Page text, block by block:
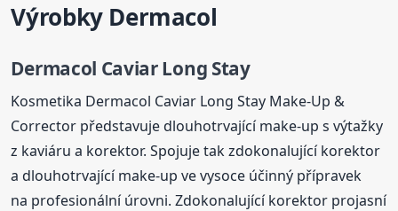
Výrobky Dermacol
Dermacol Caviar Long Stay
Kosmetika Dermacol Caviar Long Stay Make-Up &
Corrector představuje dlouhotrvající make-up s výtažky
z kaviáru a korektor. Spojuje tak zdokonalující korektor
a dlouhotrvající make-up ve vysoce účinný přípravek
na profesionální úrovni. Zdokonalující korektor projasní